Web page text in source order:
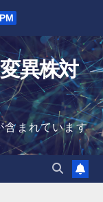
異株対
含まれています